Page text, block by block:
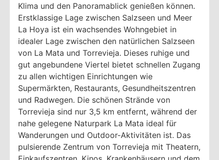
Klima und den Panoramablick genießen können.
Erstklassige Lage zwischen Salzseen und Meer
La Hoya ist ein wachsendes Wohngebiet in
idealer Lage zwischen den natürlichen Salzseen
von La Mata und Torrevieja. Dieses ruhige und
gut angebundene Viertel bietet schnellen Zugang
zu allen wichtigen Einrichtungen wie
Supermärkten, Restaurants, Gesundheitszentren
und Radwegen. Die schönen Strände von
Torrevieja sind nur 3,5 km entfernt, während der
nahe gelegene Naturpark La Mata ideal für
Wanderungen und Outdoor-Aktivitäten ist. Das
pulsierende Zentrum von Torrevieja mit Theatern,